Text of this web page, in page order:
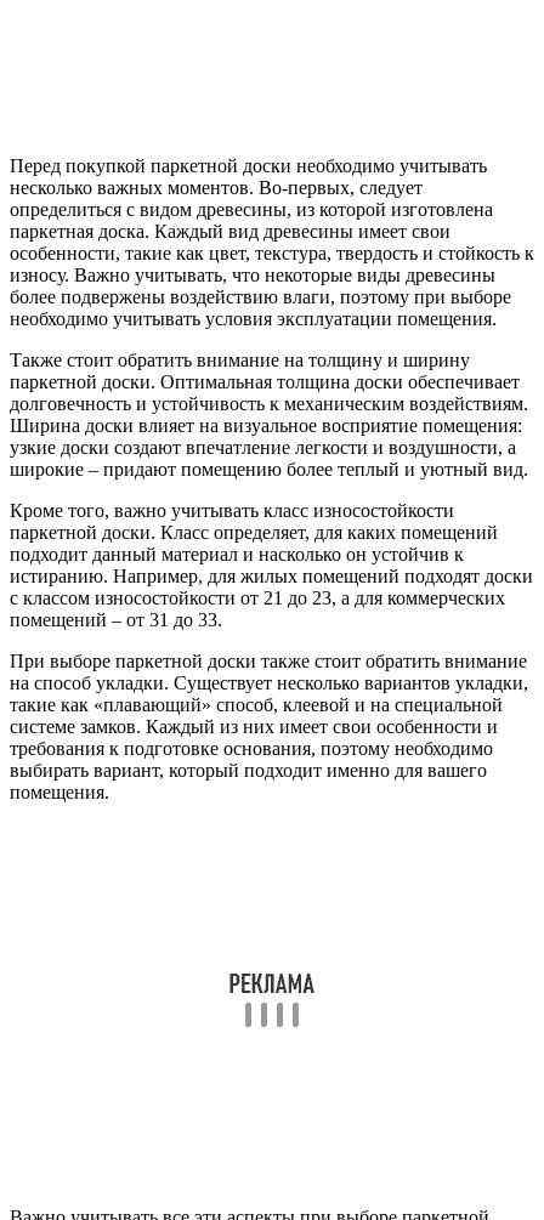
Перед покупкой паркетной доски необходимо учитывать
несколько важных моментов. Во-первых, следует
определиться с видом древесины, из которой изготовлена
паркетная доска. Каждый вид древесины имеет свои
особенности, такие как цвет, текстура, твердость и стойкость к
износу. Важно учитывать, что некоторые виды древесины
более подвержены воздействию влаги, поэтому при выборе
необходимо учитывать условия эксплуатации помещения.
Также стоит обратить внимание на толщину и ширину
паркетной доски. Оптимальная толщина доски обеспечивает
долговечность и устойчивость к механическим воздействиям.
Ширина доски влияет на визуальное восприятие помещения:
узкие доски создают впечатление легкости и воздушности, а
широкие – придают помещению более теплый и уютный вид.
Кроме того, важно учитывать класс износостойкости
паркетной доски. Класс определяет, для каких помещений
подходит данный материал и насколько он устойчив к
истиранию. Например, для жилых помещений подходят доски
с классом износостойкости от 21 до 23, а для коммерческих
помещений – от 31 до 33.
При выборе паркетной доски также стоит обратить внимание
на способ укладки. Существует несколько вариантов укладки,
такие как «плавающий» способ, клеевой и на специальной
системе замков. Каждый из них имеет свои особенности и
требования к подготовке основания, поэтому необходимо
выбирать вариант, который подходит именно для вашего
помещения.